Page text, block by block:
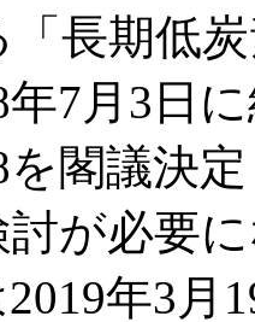
「長期低
年7月3日
を閣議決
が必要
年3月